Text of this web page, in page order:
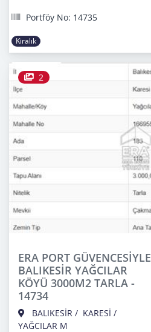
Portföy No: 14735
Kiralık
2
ERA PORT GÜVENCESİYLE
BALIKESİR YAĞCILAR
KÖYÜ 3000M2 TARLA -
14734
BALIKESİR / KARESİ /
YAĞCILAR M